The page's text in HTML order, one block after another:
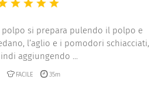
polpo si prepara pulendo il polpo e
l’aglio e i pomodori schiacciati,
aggiungendo ...
FACILE 35m